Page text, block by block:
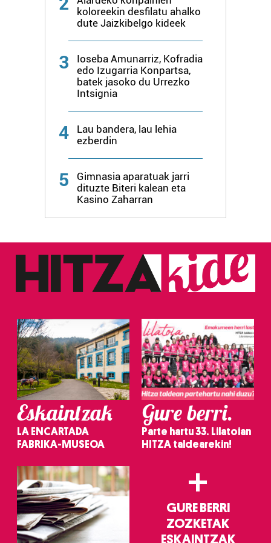
koloreekin desfilatu ahalko
dute Jaizkibelgo kideek
3
Ioseba Amunarriz, Kofradia
edo Izugarria Konpartsa,
batek jasoko du Urrezko
Intsignia
4
Lau bandera, lau lehia
ezberdin
5
Gimnasia aparatuak jarri
dituzte Biteri kalean eta
Kasino Zaharran
Eskaintzak
LA ENCARTADA
FABRIKA-MUSEOA
Gure berri.
Parte hartu 33. Lilatoian
HITZA taldearekin!
+
GURE BERRI
ZOZKETAK
ESKAINTZAK